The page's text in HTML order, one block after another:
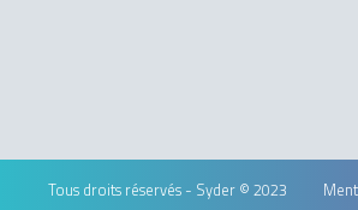
Tous droits réservés - Syder © 2023